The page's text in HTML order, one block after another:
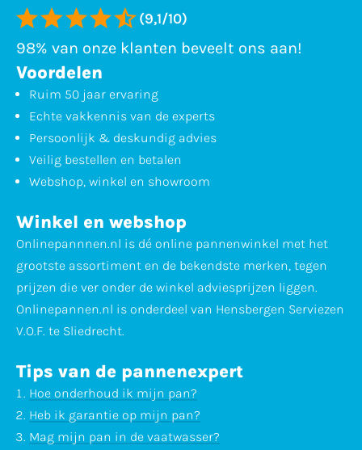
(9,1/10)
98% van onze klanten beveelt ons aan!
Voordelen
Ruim 50 jaar ervaring
Echte vakkennis van de experts
Persoonlijk & deskundig advies
Veilig bestellen en betalen
Webshop, winkel en showroom
Winkel en webshop
Onlinepannnen.nl is dé online pannenwinkel met het
grootste assortiment en de bekendste merken, tegen
prijzen die ver onder de winkel adviesprijzen liggen.
Onlinepannen.nl is onderdeel van Hensbergen Serviezen
V.O.F. te Sliedrecht.
Tips van de pannenexpert
Hoe onderhoud ik mijn pan?
Heb ik garantie op mijn pan?
Mag mijn pan in de vaatwasser?